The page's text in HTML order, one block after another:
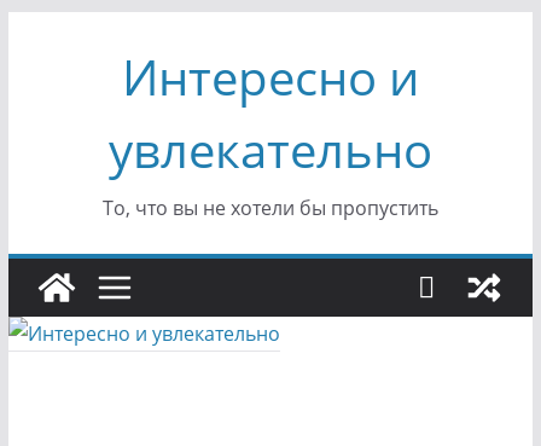
содержимомуИнтересно и
увлекательно
То, что вы не хотели бы пропустить